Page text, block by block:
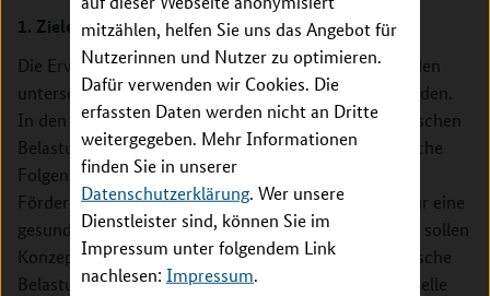
mitzählen, helfen Sie uns das Angebot für
Nutzerinnen und Nutzer zu optimieren.
Dafür verwenden wir Cookies. Die
erfassten Daten werden nicht an Dritte
weitergegeben. Mehr Informationen
finden Sie in unserer
Datenschutzerklärung. Wer unsere
Dienstleister sind, können Sie im
Impressum unter folgendem Link
nachlesen: Impressum.
1. Ziele des Förderschwerpunktes
Die Erwerbsphase ist für die Menschen vielfach mit den
unterschiedlichsten gesundheitlichen Risiken verbunden.
In den letzten Jahren haben insbesondere die psychischen
Belastungen am Arbeitsplatz und deren gesundheitliche
Folgen an Bedeutung zugenommen. Ziel dieser
Förderrichtlinie ist es, einen substanziellen Beitrag für eine
gesundheitsförderliche Arbeitswelt zu leisten. Hierzu sollen
Konzepte entwickelt und erprobt werden, die psychische
Belastungen im Arbeitsleben reduzieren und individuelle